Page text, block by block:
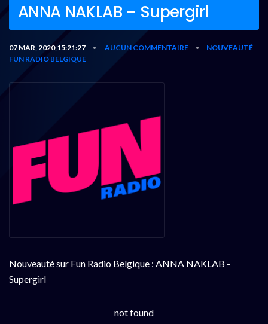
ANNA NAKLAB – Supergirl
07 MAR, 2020,15:21:27 • AUCUN COMMENTAIRE •
NOUVEAUTÉ
FUN RADIO BELGIQUE
Nouveauté sur Fun Radio Belgique : ANNA NAKLAB -
Supergirl
not found